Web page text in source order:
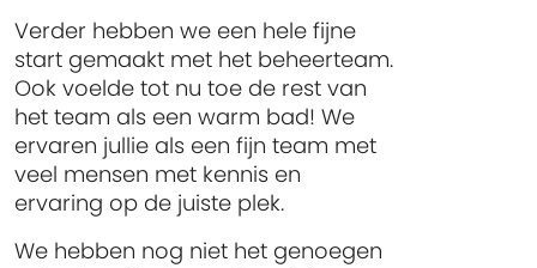
Verder hebben we een hele fijne
start gemaakt met het beheerteam.
Ook voelde tot nu toe de rest van
het team als een warm bad! We
ervaren jullie als een fijn team met
veel mensen met kennis en
ervaring op de juiste plek.
We hebben nog niet het genoegen